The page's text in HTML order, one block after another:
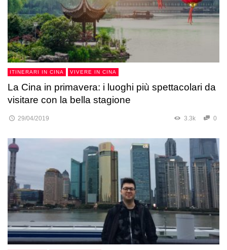
ITINERARI IN CINA VIVERE IN CINA
La Cina in primavera: i luoghi più spettacolari da
visitare con la bella stagione
29/04/2019 3.3k 0